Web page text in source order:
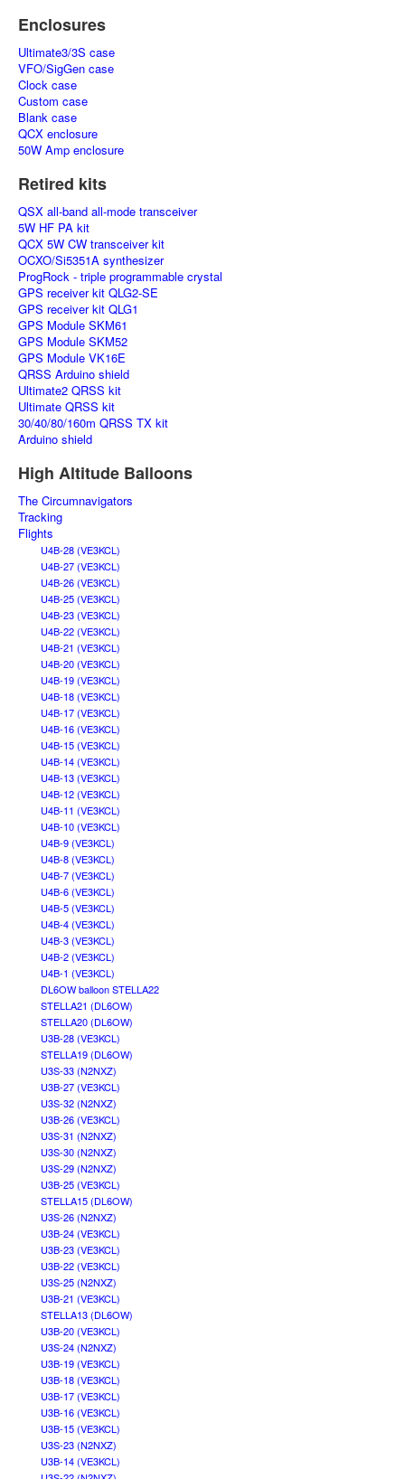
Enclosures
Ultimate3/3S case
VFO/SigGen case
Clock case
Custom case
Blank case
QCX enclosure
50W Amp enclosure
Retired kits
QSX all-band all-mode transceiver
5W HF PA kit
QCX 5W CW transceiver kit
OCXO/Si5351A synthesizer
ProgRock - triple programmable crystal
GPS receiver kit QLG2-SE
GPS receiver kit QLG1
GPS Module SKM61
GPS Module SKM52
GPS Module VK16E
QRSS Arduino shield
Ultimate2 QRSS kit
Ultimate QRSS kit
30/40/80/160m QRSS TX kit
Arduino shield
High Altitude Balloons
The Circumnavigators
Tracking
Flights
U4B-28 (VE3KCL)
U4B-27 (VE3KCL)
U4B-26 (VE3KCL)
U4B-25 (VE3KCL)
U4B-23 (VE3KCL)
U4B-22 (VE3KCL)
U4B-21 (VE3KCL)
U4B-20 (VE3KCL)
U4B-19 (VE3KCL)
U4B-18 (VE3KCL)
U4B-17 (VE3KCL)
U4B-16 (VE3KCL)
U4B-15 (VE3KCL)
U4B-14 (VE3KCL)
U4B-13 (VE3KCL)
U4B-12 (VE3KCL)
U4B-11 (VE3KCL)
U4B-10 (VE3KCL)
U4B-9 (VE3KCL)
U4B-8 (VE3KCL)
U4B-7 (VE3KCL)
U4B-6 (VE3KCL)
U4B-5 (VE3KCL)
U4B-4 (VE3KCL)
U4B-3 (VE3KCL)
U4B-2 (VE3KCL)
U4B-1 (VE3KCL)
DL6OW balloon STELLA22
STELLA21 (DL6OW)
STELLA20 (DL6OW)
U3B-28 (VE3KCL)
STELLA19 (DL6OW)
U3S-33 (N2NXZ)
U3B-27 (VE3KCL)
U3S-32 (N2NXZ)
U3B-26 (VE3KCL)
U3S-31 (N2NXZ)
U3S-30 (N2NXZ)
U3S-29 (N2NXZ)
U3B-25 (VE3KCL)
STELLA15 (DL6OW)
U3S-26 (N2NXZ)
U3B-24 (VE3KCL)
U3B-23 (VE3KCL)
U3B-22 (VE3KCL)
U3S-25 (N2NXZ)
U3B-21 (VE3KCL)
STELLA13 (DL6OW)
U3B-20 (VE3KCL)
U3S-24 (N2NXZ)
U3B-19 (VE3KCL)
U3B-18 (VE3KCL)
U3B-17 (VE3KCL)
U3B-16 (VE3KCL)
U3B-15 (VE3KCL)
U3S-23 (N2NXZ)
U3B-14 (VE3KCL)